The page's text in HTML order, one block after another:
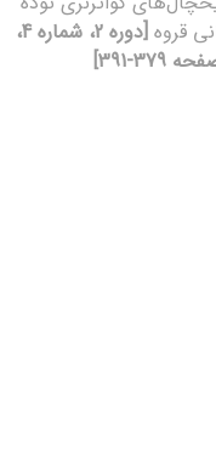
قروه
[دوره 2، شماره 4،